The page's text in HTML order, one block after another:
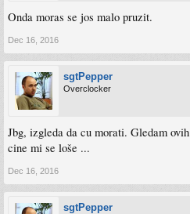
Onda moras se jos malo pruzit.
Dec 16, 2016
sgtPepper
Overclocker
Jbg, izgleda da cu morati. Gledam
cine mi se loše ...
Dec 16, 2016
sgtPepper